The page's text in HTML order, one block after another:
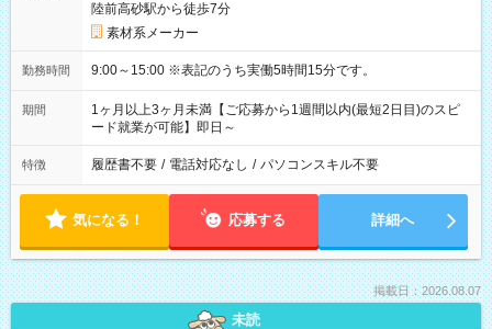
陸前高砂駅から徒歩7分
素材系メーカー
勤務時間 9:00～15:00 ※表記のうち実働5時間15分です。
期間
1ヶ月以上3ヶ月未満【ご応募から1週間以内(最短2日目)のスピ
ード就業が可能】即日～
特徴 履歴書不要 / 電話対応なし / パソコンスキル不要
気になる！ 応募する 詳細へ
掲載日：2026.08.07
未読